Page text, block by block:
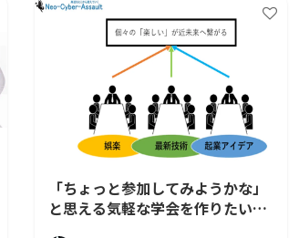
「ちょっと参加してみようかな」
と思える気軽な学会を作りたい